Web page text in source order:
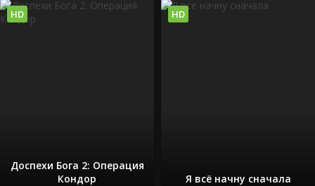
Доспехи Бога 2: Операция
Кондор
HD
Я всё начну сначала
HD